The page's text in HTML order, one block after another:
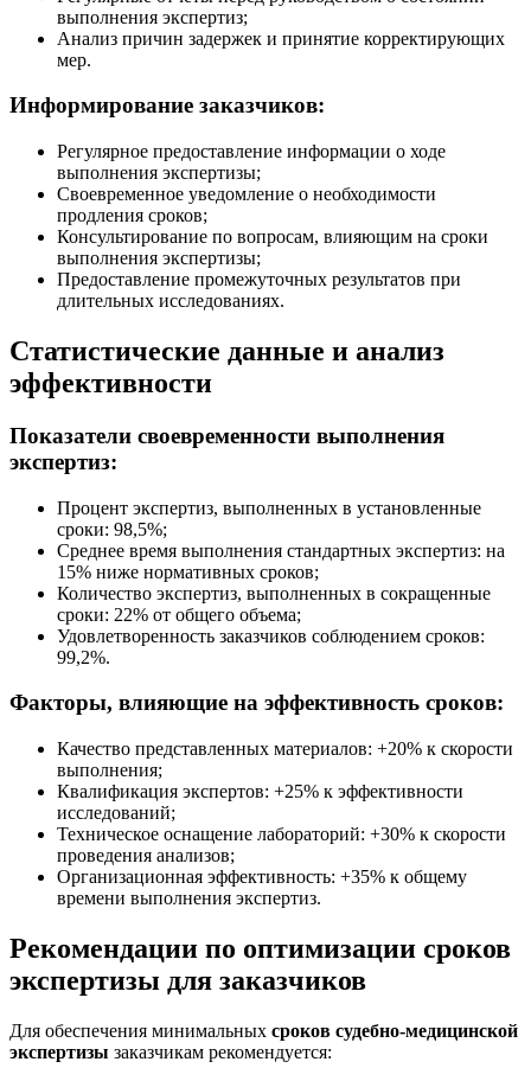
выполнения экспертиз;
Анализ причин задержек и принятие корректирующих
мер.
Информирование заказчиков:
Регулярное предоставление информации о ходе
выполнения экспертизы;
Своевременное уведомление о необходимости
продления сроков;
Консультирование по вопросам, влияющим на сроки
выполнения экспертизы;
Предоставление промежуточных результатов при
длительных исследованиях.
Статистические данные и анализ
эффективности
Показатели своевременности выполнения
экспертиз:
Процент экспертиз, выполненных в установленные
сроки: 98,5%;
Среднее время выполнения стандартных экспертиз: на
15% ниже нормативных сроков;
Количество экспертиз, выполненных в сокращенные
сроки: 22% от общего объема;
Удовлетворенность заказчиков соблюдением сроков:
99,2%.
Факторы, влияющие на эффективность сроков:
Качество представленных материалов: +20% к скорости
выполнения;
Квалификация экспертов: +25% к эффективности
исследований;
Техническое оснащение лабораторий: +30% к скорости
проведения анализов;
Организационная эффективность: +35% к общему
времени выполнения экспертиз.
Рекомендации по оптимизации сроков
экспертизы для заказчиков
Для обеспечения минимальных сроков судебно-медицинской
экспертизы заказчикам рекомендуется: